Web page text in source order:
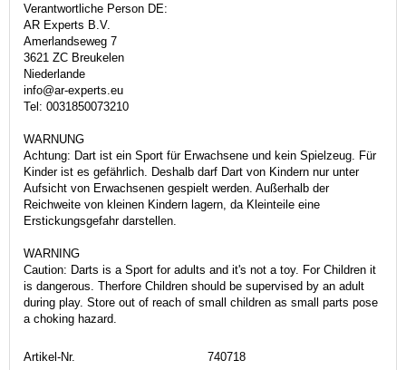
Verantwortliche Person DE:
AR Experts B.V.
Amerlandseweg 7
3621 ZC Breukelen
Niederlande
info@ar-experts.eu
Tel: 0031850073210
WARNUNG
Achtung: Dart ist ein Sport für Erwachsene und kein Spielzeug. Für
Kinder ist es gefährlich. Deshalb darf Dart von Kindern nur unter
Aufsicht von Erwachsenen gespielt werden. Außerhalb der
Reichweite von kleinen Kindern lagern, da Kleinteile eine
Erstickungsgefahr darstellen.
WARNING
Caution: Darts is a Sport for adults and it's not a toy. For Children it
is dangerous. Therfore Children should be supervised by an adult
during play. Store out of reach of small children as small parts pose
a choking hazard.
Artikel-Nr.
740718